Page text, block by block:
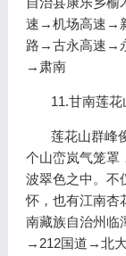
速→机场高速→
路→古永高速→
→肃南
11.甘南莲花
莲花山群峰俊
个山峦岚气笼罩
波翠色之中。不
怀，也有江南杏
南藏族自治州临
→212国道→北